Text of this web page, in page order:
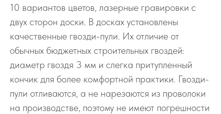
10 вариантов цветов, лазерные гравировки с
двух сторон доски. В досках установлены
качественные гвозди-пули. Их отличие от
обычных бюджетных строительных гвоздей:
диаметр гвоздя 3 мм и слегка притупленный
кончик для более комфортной практики. Гвозди-
пули отливаются, а не нарезаются из проволоки
на производстве, поэтому не имеют погрешности